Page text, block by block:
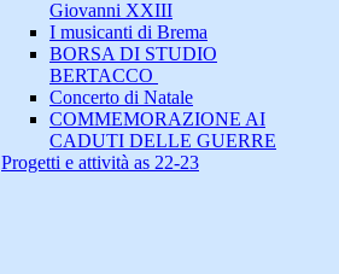
Giovanni XXIII
I musicanti di Brema
BORSA DI STUDIO
BERTACCO
Concerto di Natale
COMMEMORAZIONE AI
CADUTI DELLE GUERRE
Progetti e attività as 22-23